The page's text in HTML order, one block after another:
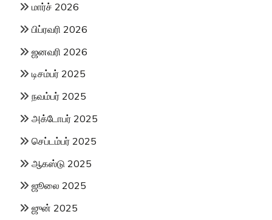
மார்ச் 2026
பிப்ரவரி 2026
ஜனவரி 2026
டிசம்பர் 2025
நவம்பர் 2025
அக்டோபர் 2025
செப்டம்பர் 2025
ஆகஸ்டு 2025
ஜூலை 2025
ஜுன் 2025